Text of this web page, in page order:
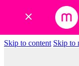
Skip to content Skip to